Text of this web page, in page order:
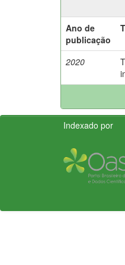
Ano de
publicação
2020
Indexado por